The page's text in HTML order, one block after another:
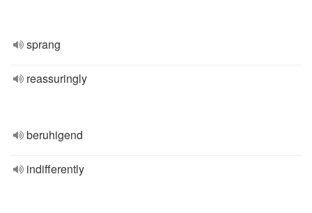
sprang
reassuringly
beruhigend
indifferently